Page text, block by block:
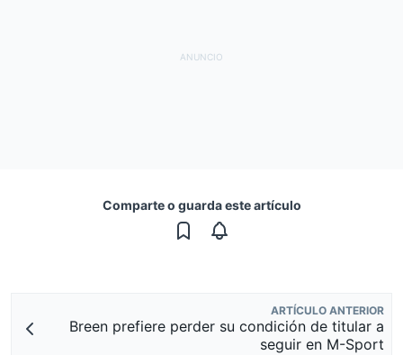
Comparte o guarda este artículo
ARTÍCULO ANTERIOR
Breen prefiere perder su condición de titular a
seguir en M-Sport